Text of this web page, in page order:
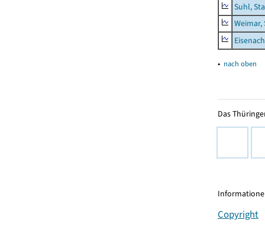
Suhl,
Weimar,
▴ nach oben
Das
Copyright